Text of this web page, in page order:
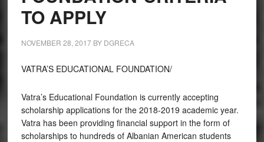
TO APPLY
NOVEMBER 28, 2017BY DGRECA
VATRA’S EDUCATIONAL FOUNDATION/
Vatra’s Educational Foundation is currently accepting
scholarship applications for the 2018-2019 academic year.
Vatra has been providing financial support in the form of
scholarships to hundreds of Albanian American students